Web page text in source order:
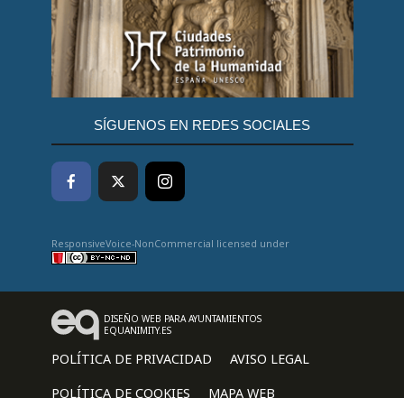
SÍGUENOS EN REDES SOCIALES
ResponsiveVoice-NonCommercial licensed under
DISEÑO WEB PARA AYUNTAMIENTOS
EQUANIMITY.ES
POLÍTICA DE PRIVACIDAD
AVISO LEGAL
POLÍTICA DE COOKIES
MAPA WEB